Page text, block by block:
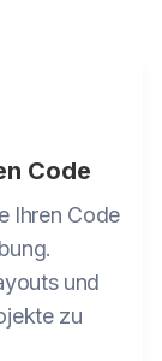
Code
Ihren Code
und
zu